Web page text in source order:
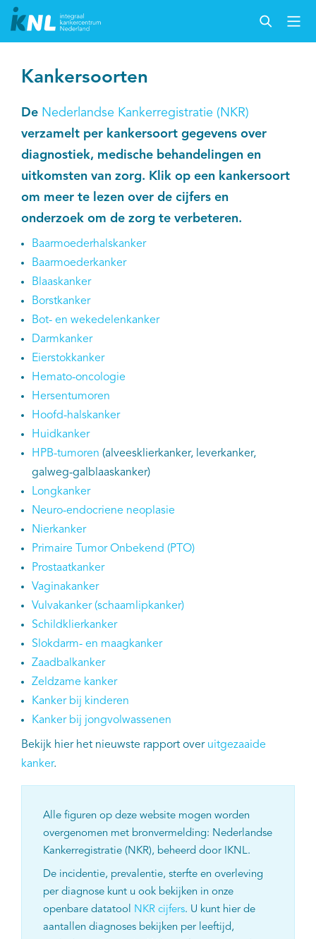
Kankersoorten
De Nederlandse Kankerregistratie (NKR)
verzamelt per kankersoort gegevens over
diagnostiek, medische behandelingen en
uitkomsten van zorg. Klik op een kankersoort
om meer te lezen over de cijfers en
onderzoek om de zorg te verbeteren.
Baarmoederhalskanker
Baarmoederkanker
Blaaskanker
Borstkanker
Bot- en wekedelenkanker
Darmkanker
Eierstokkanker
Hemato-oncologie
Hersentumoren
Hoofd-halskanker
Huidkanker
HPB-tumoren (alveesklierkanker, leverkanker,
galweg-galblaaskanker)
Longkanker
Neuro-endocriene neoplasie
Nierkanker
Primaire Tumor Onbekend (PTO)
Prostaatkanker
Vaginakanker
Vulvakanker (schaamlipkanker)
Schildklierkanker
Slokdarm- en maagkanker
Zaadbalkanker
Zeldzame kanker
Kanker bij kinderen
Kanker bij jongvolwassenen
Bekijk hier het nieuwste rapport over uitgezaaide
kanker.
Alle figuren op deze website mogen worden
overgenomen met bronvermelding: Nederlandse
Kankerregistratie (NKR), beheerd door IKNL.
De incidentie, prevalentie, sterfte en overleving
per diagnose kunt u ook bekijken in onze
openbare datatool NKR cijfers. U kunt hier de
aantallen diagnoses bekijken per leeftijd,